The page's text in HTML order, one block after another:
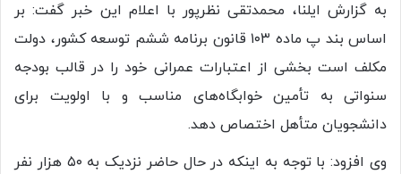
به گزارش ایلنا، محمدتقی نظرپور با اعلام این خبر گفت: بر
اساس بند پ ماده ۱۰۳ قانون برنامه ششم توسعه کشور، دولت
مکلف است بخشی از اعتبارات عمرانی خود را در قالب بودجه
سنواتی به تأمین خوابگاه‌های مناسب و با اولویت برای
دانشجویان متأهل اختصاص دهد.
وی افزود: با توجه به اینکه در حال حاضر نزدیک به ۵۰ هزار نفر